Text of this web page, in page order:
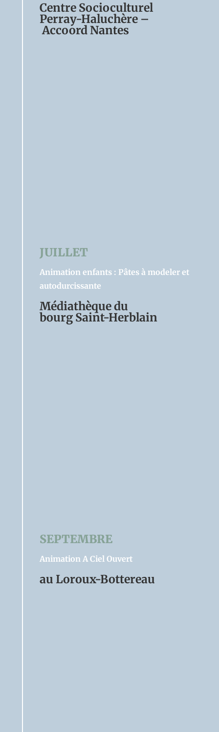
Centre Socioculturel
Perray-Haluchère –
Accoord Nantes
JUILLET
Animation enfants : Pâtes à modeler et
autodurcissante
Médiathèque du
bourg Saint-Herblain
SEPTEMBRE
Animation A Ciel Ouvert
au Loroux-Bottereau
Nom
Hélène
Envoyer